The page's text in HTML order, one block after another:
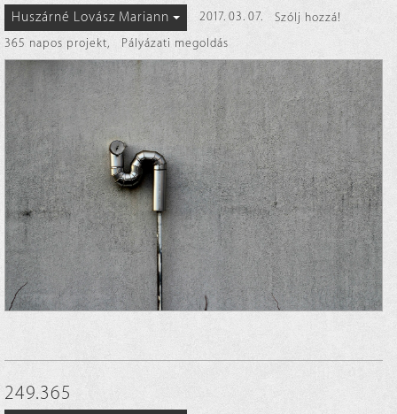
Huszárné Lovász Mariann 2017. 03. 07.
Szólj hozzá!
365 napos projekt, Pályázati megoldás
249.365